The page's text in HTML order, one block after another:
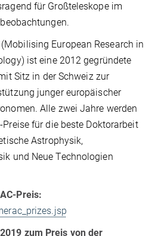
für Großteleskope im
(Mobilising European Research in
ist eine 2012 gegründete
Sitz in der Schweiz zur
junger europäischer
Alle zwei Jahre werden
Preise für die beste Doktorarbeit
Astrophysik,
und Neue Technologien
Preis:
zum Preis von der